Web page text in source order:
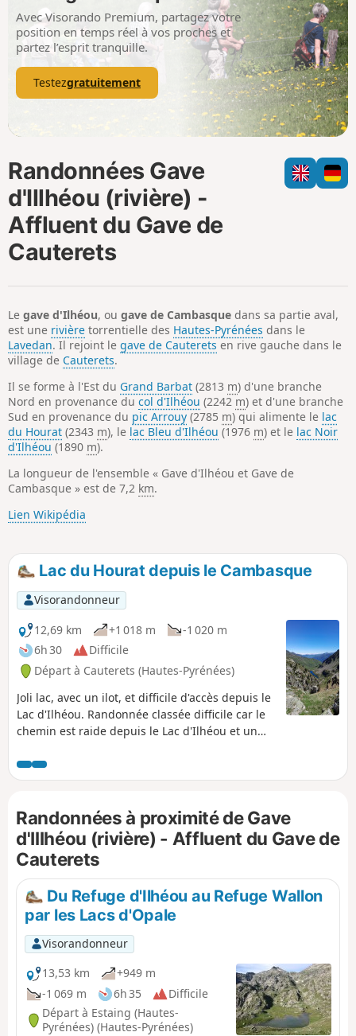
m
p
i
Avec Visorando Premium, partagez votre
position en temps réel à vos proches et
partez l’esprit tranquille.
Testezgratuitement
Randonnées Gave
d'Illhéou (rivière) -
Affluent du Gave de
Cauterets
Le gave d'Ilhéou, ou gave de Cambasque dans sa partie aval,
est une rivière torrentielle des Hautes-Pyrénées dans le
Lavedan. Il rejoint le gave de Cauterets en rive gauche dans le
village de Cauterets.
Il se forme à l'Est du Grand Barbat (2813 m) d'une branche
Nord en provenance du col d'Ilhéou (2242 m) et d'une branche
Sud en provenance du pic Arrouy (2785 m) qui alimente le lac
du Hourat (2343 m), le lac Bleu d'Ilhéou (1976 m) et le lac Noir
d'Ilhéou (1890 m).
La longueur de l'ensemble « Gave d'Ilhéou et Gave de
Cambasque » est de 7,2 km.
Lien Wikipédia
Lac du Hourat depuis le Cambasque
Visorandonneur
12,69 km
+1 018 m
-1 020 m
6h 30
Difficile
Départ à Cauterets (Hautes-Pyrénées)
Joli lac, avec un ilot, et difficile d'accès depuis le
Lac d'Ilhéou. Randonnée classée difficile car le
chemin est raide depuis le Lac d'Ilhéou et un
de parcours. Randonnée d'été à entreprendre
de la fin Juin jusqu'aux premières neiges (pour
qui garde les brebis, ne pas traverser un
troupeau, mais le contourner.
Randonnées à proximité de Gave
d'Illhéou (rivière) - Affluent du Gave de
Cauterets
Du Refuge d'Ilhéou au Refuge Wallon
par les Lacs d'Opale
Visorandonneur
13,53 km
+949 m
-1 069 m
6h 35
Difficile
Départ à Estaing (Hautes-
Pyrénées) (Hautes-Pyrénées)